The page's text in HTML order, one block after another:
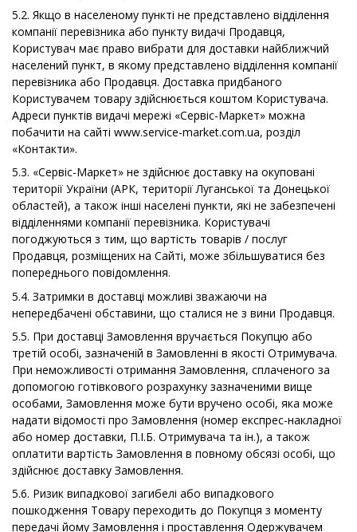
5.2. Якщо в населеному пункті не представлено відділення
компанії перевізника або пункту видачі Продавця,
Користувач має право вибрати для доставки найближчий
населений пункт, в якому представлено відділення компанії
перевізника або Продавця. Доставка придбаного
Користувачем товару здійснюється коштом Користувача.
Адреси пунктів видачі мережі «Сервіс-Маркет» можна
побачити на сайті www.service-market.com.ua, розділ
«Контакти».
5.3. «Сервіс-Маркет» не здійснює доставку на окуповані
території України (АРК, території Луганської та Донецької
областей), а також інші населені пункти, які не забезпечені
відділеннями компанії перевізника. Користувачі
погоджуються з тим, що вартість товарів / послуг
Продавця, розміщених на Сайті, може збільшуватися без
попереднього повідомлення.
5.4. Затримки в доставці можливі зважаючи на
непередбачені обставини, що сталися не з вини Продавця.
5.5. При доставці Замовлення вручається Покупцю або
третій особі, зазначеній в Замовленні в якості Отримувача.
При неможливості отримання Замовлення, сплаченого за
допомогою готівкового розрахунку зазначеними вище
особами, Замовлення може бути вручено особі, яка може
надати відомості про Замовлення (номер експрес-накладної
або номер доставки, П.І.Б. Отримувача та ін.), а також
оплатити вартість Замовлення в повному обсязі особі, що
здійснює доставку Замовлення.
5.6. Ризик випадкової загибелі або випадкового
пошкодження Товару переходить до Покупця з моменту
передачі йому Замовлення і проставлення Одержувачем